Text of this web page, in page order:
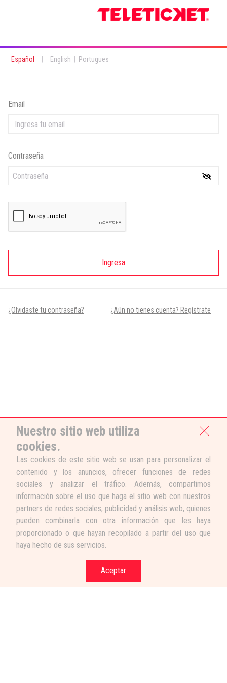
Español English Portugues
Email
Contraseña
Ingresa
¿Olvidaste tu contraseña? ¿Aún no tienes cuenta? Regístrate
Nuestro sitio web utiliza
cookies.
Las cookies de este sitio web se usan para personalizar el
contenido y los anuncios, ofrecer funciones de redes
sociales y analizar el tráfico. Además, compartimos
información sobre el uso que haga el sitio web con nuestros
partners de redes sociales, publicidad y análisis web, quienes
pueden combinarla con otra información que les haya
proporcionado o que hayan recopilado a partir del uso que
haya hecho de sus servicios.
Aceptar